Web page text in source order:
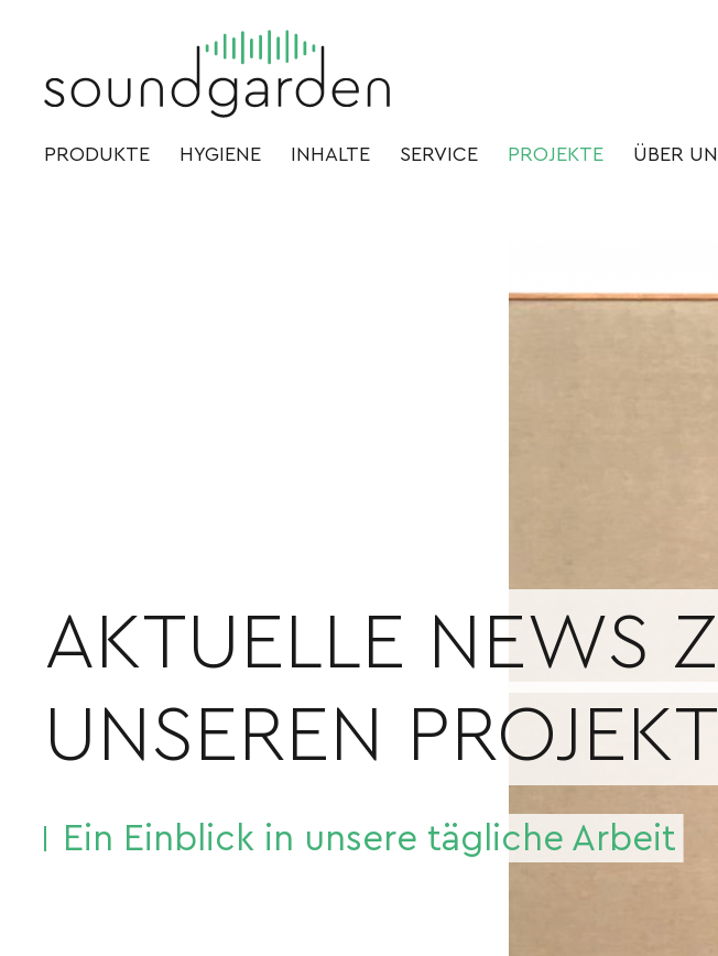
PRODUKTE HYGIENE INHALTE SERVICE PROJEKTE ÜBER
AKTUELLE NEWS
UNSEREN
Ein Einblick in unsere tägliche Arbeit